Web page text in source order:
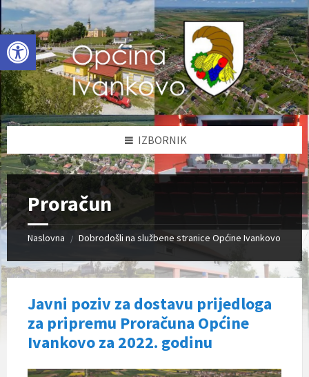
Open toolbar
Skip
to
content
Skip
to
left
sidebar
Skip
to
footer
IZBORNIK
Proračun
Naslovna / Dobrodošli na službene stranice Općine Ivankovo
Javni poziv za dostavu prijedloga
za pripremu Proračuna Općine
Ivankovo za 2022. godinu